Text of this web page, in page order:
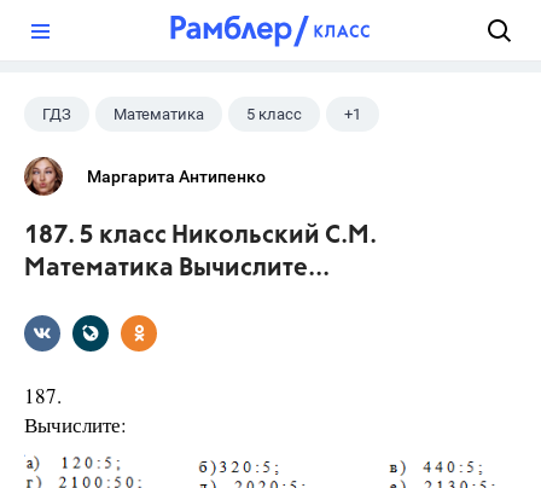
ГДЗ Математика 5 класс +1
Никольский С.М.
Маргарита Антипенко
187. 5 класс Никольский С.М.
Математика Вычислите...
187.
Вычислите: